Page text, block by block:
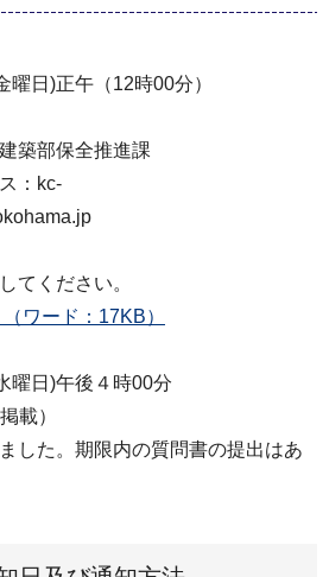
日)正午（12時00分）
部保全推進課
：kc-
ください。
ワード：17KB）
日)午後４時00分
載）
した。期限内の質問書の提出はあ